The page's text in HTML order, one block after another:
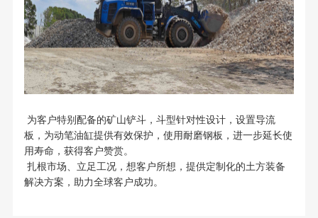
为客户特别配备的矿山铲斗，斗型针对性设计，设置导流
板，为动笔油缸提供有效保护，使用耐磨钢板，进一步延长使
用寿命，获得客户赞赏。
扎根市场、立足工况，想客户所想，提供定制化的土方装备
解决方案，助力全球客户成功。